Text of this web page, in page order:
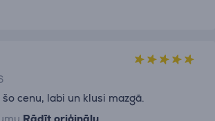
cenu, labi un klusi mazgā.
Rādīt oriģinālu